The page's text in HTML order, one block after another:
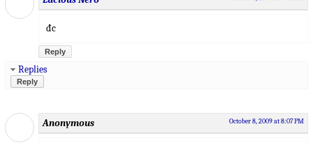
đc
Reply
Replies
Reply
Anonymous October 8, 2009 at 8:07 PM